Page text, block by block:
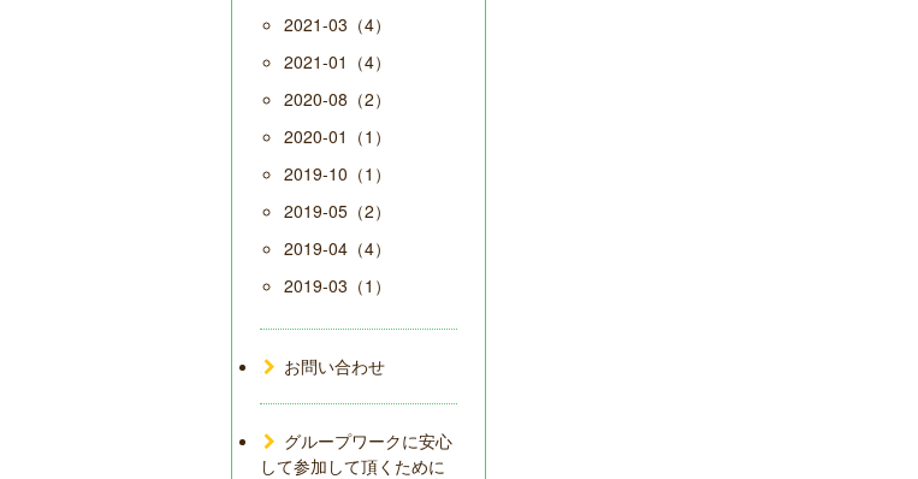
2021-03（4）
2021-01（4）
2020-08（2）
2020-01（1）
2019-10（1）
2019-05（2）
2019-04（4）
2019-03（1）
お問い合わせ
グループワークに安心
して参加して頂くために